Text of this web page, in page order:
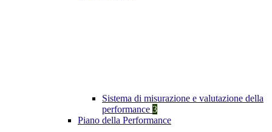
Sistema di misurazione e valutazione della
performance 3
Piano della Performance